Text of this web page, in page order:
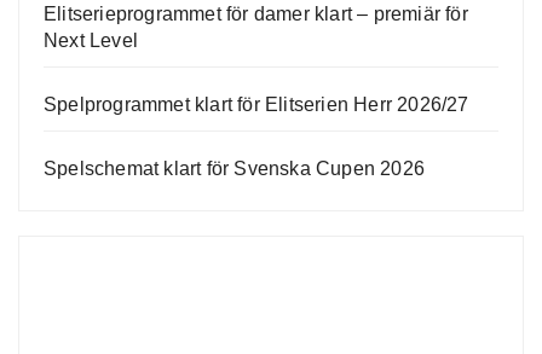
Elitserieprogrammet för damer klart – premiär för
Next Level
Spelprogrammet klart för Elitserien Herr 2026/27
Spelschemat klart för Svenska Cupen 2026